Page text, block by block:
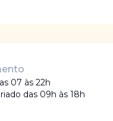
07 às 22h
das 09h às 18h